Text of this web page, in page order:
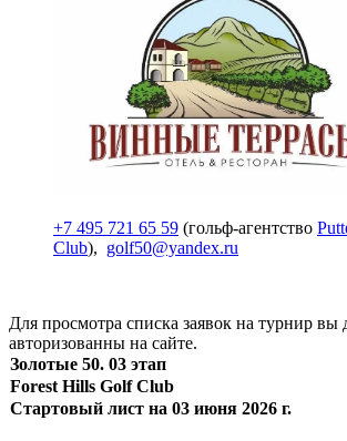
+7 495 721 65 59 (гольф-агентство
Club), golf50@yandex.ru
Для просмотра списка заявок на турнир
авторизованны на сайте.
Золотые 50. 03 этап
Forest Hills Golf Club
Стартовый лист на 03 июня 2026 г.